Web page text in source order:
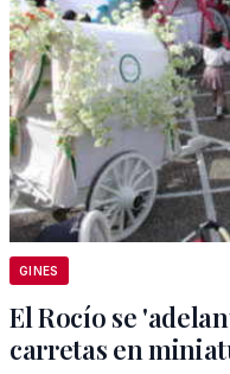
GINES
El Rocío se
carretas en